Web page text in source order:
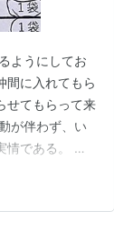
ようにしてお
間に入れてもら
せてもらって来
が伴わず、い
情である。 そ
班に別れ、そ